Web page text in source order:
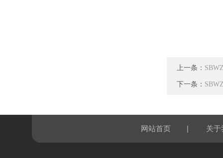
上一条：
下一条：
网站首页 | 关于